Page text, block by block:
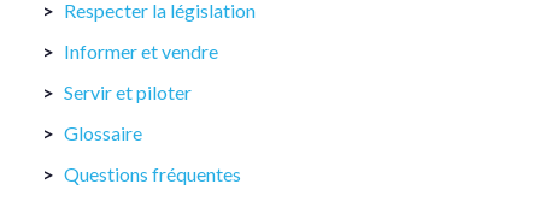
Respecter la législation
Informer et vendre
Servir et piloter
Glossaire
Questions fréquentes